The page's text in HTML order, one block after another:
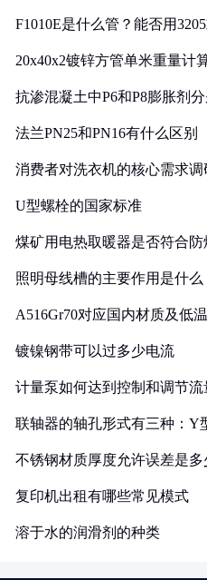
F1010E是什么管？能否用
20x40x2镀锌方管单米重量计
抗渗混凝土中P6和P8膨胀剂
法兰PN25和PN16有什么区别
消费者对洗衣机的核心需求调
U型螺栓的国家标准
煤矿用电热取暖器是否符合
照明母线槽的主要作用是什么
A516Gr70对应国内材质及低
镀镍钢带可以过多少电流
计量泵如何达到控制和调节流
联轴器的轴孔形式有三种：Y
不锈钢材质厚度允许误差是多
复印机出租有哪些常见模式
溶于水的润滑剂的种类